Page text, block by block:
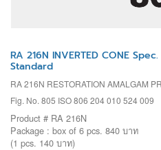
RA 216N INVERTED CONE
Standard
RA 216N RESTORATION AMALGAM
Fig. No. 805 ISO 806 204 010 524 009
Product # RA 216N
Package : box of 6 pcs. 840 บาท
(1 pcs. 140 บาท)